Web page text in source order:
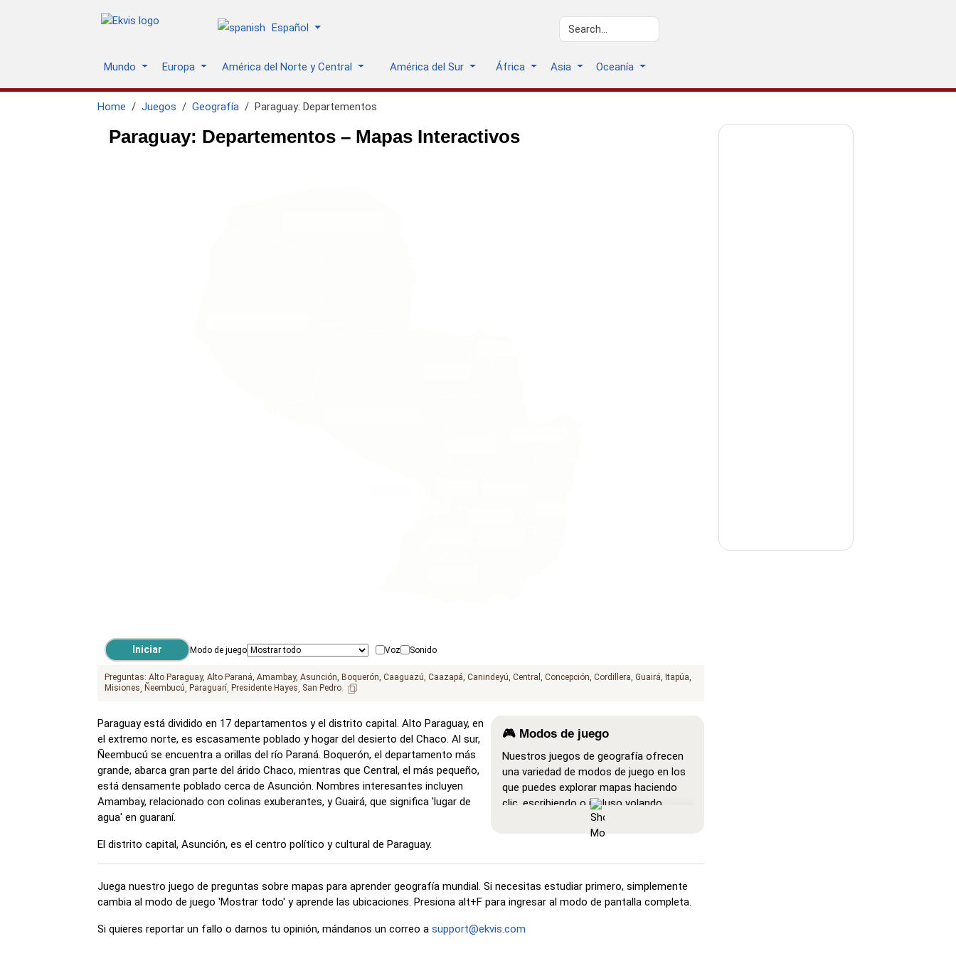
Español
Mundo Europa América del Norte y Central América del Sur África Asia Oceanía
Home Juegos Geografía Paraguay: Departementos
Paraguay: Departementos – Mapas Interactivos
Modo de juego Voz Sonido
Preguntas: Alto Paraguay Alto Paraná Amambay Asunción Boquerón Caaguazú Caazapá Canindeyú Central Concepción Cordillera Guairá
Itapúa
Misiones
Ñeembucú Paraguarí Presidente Hayes San Pedro
🎮 Modos de juego
Nuestros juegos de geografía ofrecen
una variedad de modos de juego en los
que puedes explorar mapas haciendo
clic, escribiendo o incluso volando.
: Un modo de aprendizaje
Haz clic en… (muy fácil) : Funciona
como 'Haz clic en…', pero al pasar el
cursor sobre una ubicación, se muestra
Paraguay está dividido en 17 departamentos y el distrito capital. Alto Paraguay, en
el extremo norte, es escasamente poblado y hogar del desierto del Chaco. Al sur,
Ñeembucú se encuentra a orillas del río Paraná. Boquerón, el departamento más
grande, abarca gran parte del árido Chaco, mientras que Central, el más pequeño,
está densamente poblado cerca de Asunción. Nombres interesantes incluyen
Amambay, relacionado con colinas exuberantes, y Guairá, que significa 'lugar de
agua' en guaraní.
El distrito capital, Asunción, es el centro político y cultural de Paraguay.
Juega nuestro juego de preguntas sobre mapas para aprender geografía mundial. Si necesitas estudiar primero, simplemente
cambia al modo de juego 'Mostrar todo' y aprende las ubicaciones. Presiona alt+F para ingresar al modo de pantalla completa.
Si quieres reportar un fallo o darnos tu opinión, mándanos un correo a support@ekvis.com